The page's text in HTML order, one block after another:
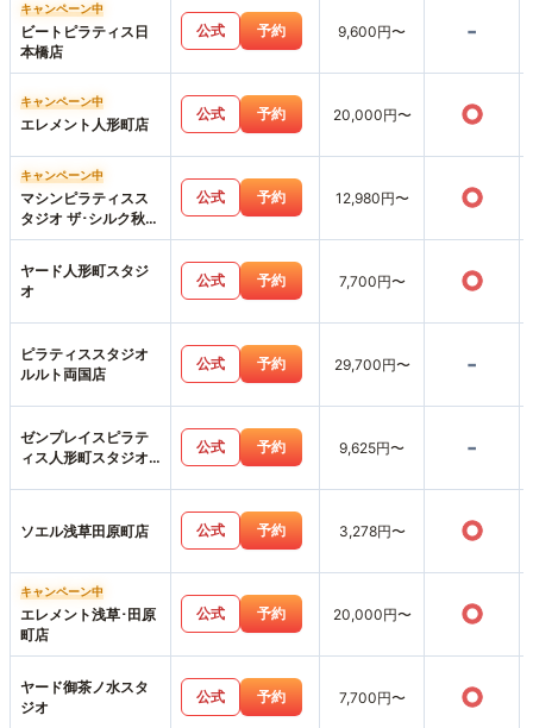
キャンペーン中
ビートピラティス日
本橋店
公式 予約 9,600円〜 -
キャンペーン中
エレメント人形町店
公式 予約 20,000円〜 ○
キャンペーン中
マシンピラティスス
タジオ ザ･シルク秋葉
原店
公式 予約 12,980円〜 ○
ヤード人形町スタジ
オ
公式 予約 7,700円〜 ○
ピラティススタジオ
ルルト両国店
公式 予約 29,700円〜 -
ゼンプレイスピラテ
ィス人形町スタジオ
公式 予約 9,625円〜 -
ソエル浅草田原町店 公式 予約 3,278円〜 ○
キャンペーン中
エレメント浅草･田原
町店
公式 予約 20,000円〜 ○
ヤード御茶ノ水スタ
ジオ
公式 予約 7,700円〜 ○